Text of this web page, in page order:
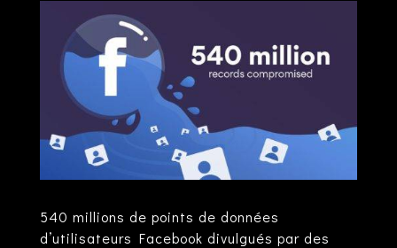
540 millions de points de données
d’utilisateurs Facebook divulgués par des